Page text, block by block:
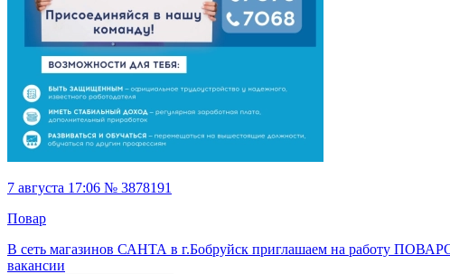
7 августа 17:06 № 3878191
Повар
В сеть магазинов САНТА в г.Бобруйск приглашаем на работу
вакансии